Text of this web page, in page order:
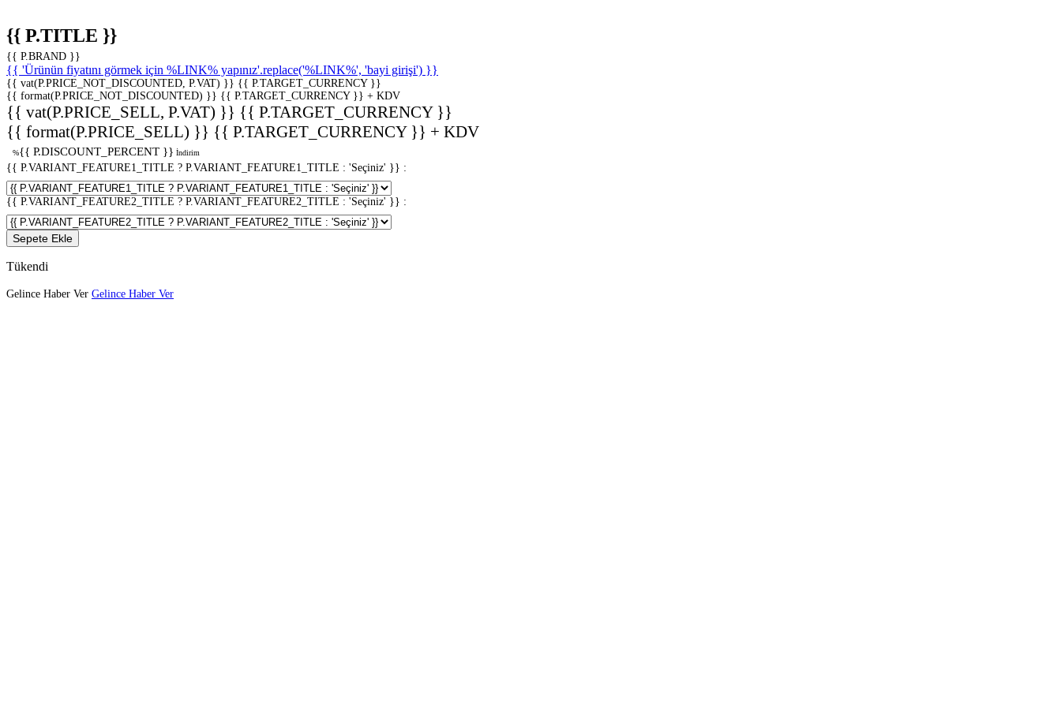
{{ P.TITLE }}
{{ P.BRAND }}
{{ 'Ürünün fiyatını görmek için %LINK% yapınız'.replace('%LINK%', 'bayi girişi') }}
{{ vat(P.PRICE_NOT_DISCOUNTED, P.VAT) }} {{ P.TARGET_CURRENCY }}
{{ format(P.PRICE_NOT_DISCOUNTED) }} {{ P.TARGET_CURRENCY }} + KDV
{{ vat(P.PRICE_SELL, P.VAT) }} {{ P.TARGET_CURRENCY }}
{{ format(P.PRICE_SELL) }} {{ P.TARGET_CURRENCY }} + KDV
%{{ P.DISCOUNT_PERCENT }} İndirim
{{ P.VARIANT_FEATURE1_TITLE ? P.VARIANT_FEATURE1_TITLE : 'Seçiniz' }} :
{{ P.VARIANT_FEATURE2_TITLE ? P.VARIANT_FEATURE2_TITLE : 'Seçiniz' }} :
Sepete Ekle
Tükendi
Gelince Haber Ver Gelince Haber Ver